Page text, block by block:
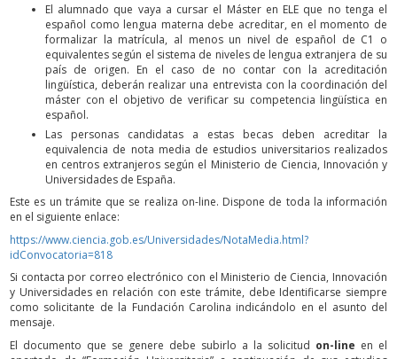
El alumnado que vaya a cursar el Máster en ELE que no tenga el
español como lengua materna debe acreditar, en el momento de
formalizar la matrícula, al menos un nivel de español de C1 o
equivalentes según el sistema de niveles de lengua extranjera de su
país de origen. En el caso de no contar con la acreditación
lingüística, deberán realizar una entrevista con la coordinación del
máster con el objetivo de verificar su competencia lingüística en
español.
Las personas candidatas a estas becas deben acreditar la
equivalencia de nota media de estudios universitarios realizados
en centros extranjeros según el Ministerio de Ciencia, Innovación y
Universidades de España.
Este es un trámite que se realiza on-line. Dispone de toda la información
en el siguiente enlace:
https://www.ciencia.gob.es/Universidades/NotaMedia.html?
idConvocatoria=818
Si contacta por correo electrónico con el Ministerio de Ciencia, Innovación
y Universidades en relación con este trámite, debe Identificarse siempre
como solicitante de la Fundación Carolina indicándolo en el asunto del
mensaje.
El documento que se genere debe subirlo a la solicitud on-line en el